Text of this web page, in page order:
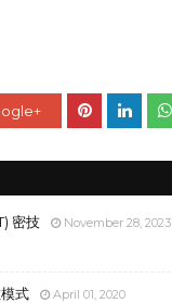
密技 November 28, 2023
式 April 01, 2020